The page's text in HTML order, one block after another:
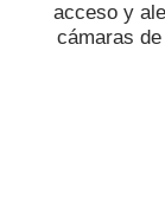
acceso y
cámaras